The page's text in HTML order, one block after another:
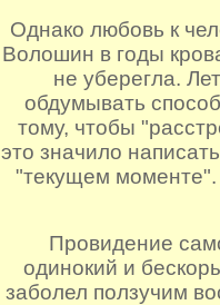
Однако любовь к
Волошин в годы
не уберегла.
обдумывать
тому, чтобы
это значило
"текущем моменте".
Провидение
одинокий и
заболел ползучим